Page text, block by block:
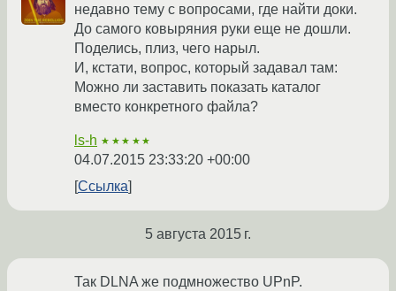
недавно тему с вопросами, где найти доки.
До самого ковыряния руки еще не дошли.
Поделись, плиз, чего нарыл.
И, кстати, вопрос, который задавал там:
Можно ли заставить показать каталог
вместо конкретного файла?
ls-h ★★★★★
04.07.2015 23:33:20 +00:00
Ссылка
5 августа 2015 г.
Так DLNA же подмножество UPnP.